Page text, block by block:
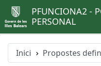
PFUNCIONA2 -
PERSONAL
Inici Propostes